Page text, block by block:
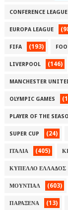
CONFERENCE LEAGUE
EUROPA LEAGUE
FIFA (193)
LIVERPOOL (146)
MANCHESTER
OLYMPIC GAMES
PLAYER OF THE
SUPER CUP (24)
ΙΤΑΛΙΑ (405)
ΚΥΠΕΛΛΟ ΕΛΛΑΔΟΣ
ΜΟΥΝΤΙΑΛ (603)
ΠΑΡΑΞΕΝΑ (13)